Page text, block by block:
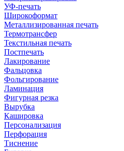
УФ-печать
Широкоформат
Металлизированная печать
Термотрансфер
Текстильная печать
Постпечать
Лакирование
Фальцовка
Фольгирование
Ламинация
Фигурная резка
Вырубка
Кашировка
Персонализация
Перфорация
Тиснение